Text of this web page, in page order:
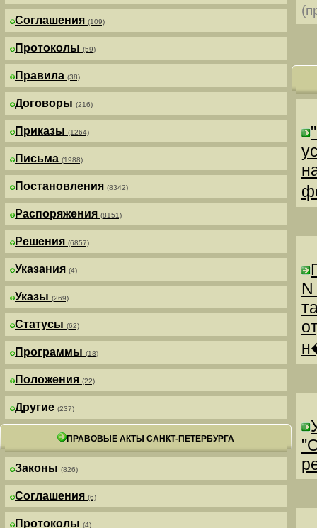
Соглашения (109)
Протоколы (59)
Правила (38)
Договоры (216)
Приказы (1264)
Письма (1988)
Постановления (8342)
Распоряжения (8151)
Решения (6857)
Указания (4)
Указы (269)
Статусы (62)
Программы (18)
Положения (22)
Другие (237)
ПРАВОВЫЕ АКТЫ САНКТ-ПЕТЕРБУРГА
Законы (826)
Соглашения (6)
Протоколы (4)